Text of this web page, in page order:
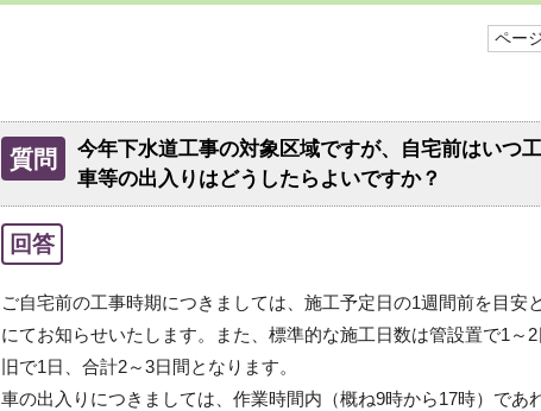
ペー
質問
今年下水道工事の対象区域ですが、自宅前はいつ
車等の出入りはどうしたらよいですか？
回答
ご自宅前の工事時期につきましては、施工予定日の1週間前を目安
にてお知らせいたします。また、標準的な施工日数は管設置で1～
旧で1日、合計2～3日間となります。
車の出入りにつきましては、作業時間内（概ね9時から17時）であ